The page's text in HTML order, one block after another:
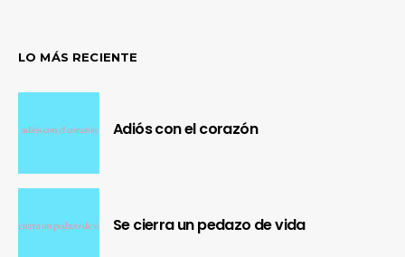
LO MÁS RECIENTE
Adiós con el corazón
Se cierra un pedazo de vida